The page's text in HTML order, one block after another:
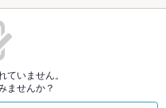
いません。
ませんか？